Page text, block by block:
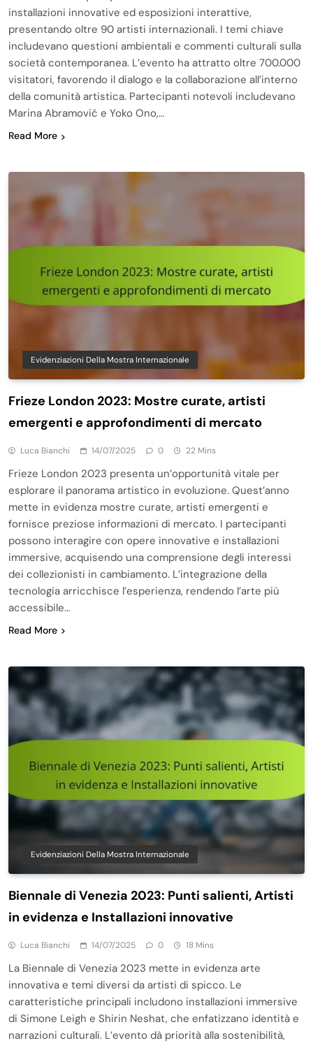
installazioni innovative ed esposizioni interattive,
presentando oltre 90 artisti internazionali. I temi chiave
includevano questioni ambientali e commenti culturali sulla
società contemporanea. L’evento ha attratto oltre 700.000
visitatori, favorendo il dialogo e la collaborazione all’interno
della comunità artistica. Partecipanti notevoli includevano
Marina Abramović e Yoko Ono,…
Read More
Evidenziazioni Della Mostra Internazionale
Frieze London 2023: Mostre curate, artisti
emergenti e approfondimenti di mercato
Luca Bianchi 14/07/2025 0 22 Mins
Frieze London 2023 presenta un’opportunità vitale per
esplorare il panorama artistico in evoluzione. Quest’anno
mette in evidenza mostre curate, artisti emergenti e
fornisce preziose informazioni di mercato. I partecipanti
possono interagire con opere innovative e installazioni
immersive, acquisendo una comprensione degli interessi
dei collezionisti in cambiamento. L’integrazione della
tecnologia arricchisce l’esperienza, rendendo l’arte più
accessibile…
Read More
Evidenziazioni Della Mostra Internazionale
Biennale di Venezia 2023: Punti salienti, Artisti
in evidenza e Installazioni innovative
Luca Bianchi 14/07/2025 0 18 Mins
La Biennale di Venezia 2023 mette in evidenza arte
innovativa e temi diversi da artisti di spicco. Le
caratteristiche principali includono installazioni immersive
di Simone Leigh e Shirin Neshat, che enfatizzano identità e
narrazioni culturali. L’evento dà priorità alla sostenibilità,